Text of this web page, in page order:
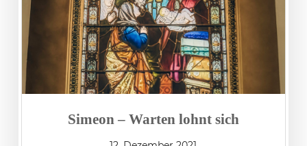
Simeon – Warten lohnt sich